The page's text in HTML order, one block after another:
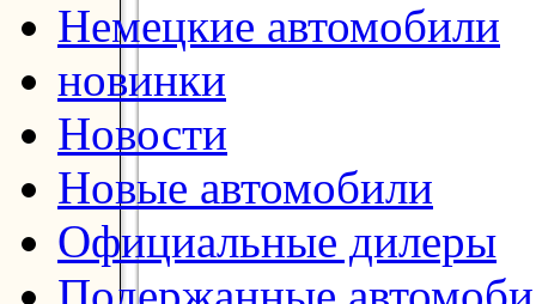
Немецкие автомобили
новинки
Новости
Новые автомобили
Официальные дилеры